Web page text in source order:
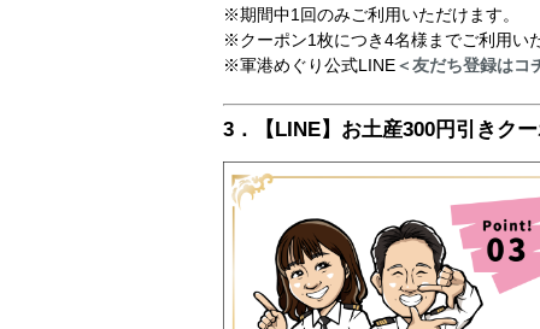
※期間中1回のみご利用いただけます。
※クーポン1枚につき4名様までご利用い
※軍港めぐり公式LINE＜友だち登録はコ
3．【LINE】お土産300円引きク